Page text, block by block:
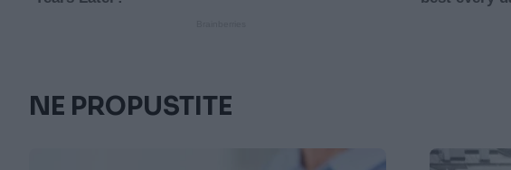
NE PROPUSTITE